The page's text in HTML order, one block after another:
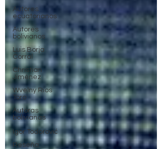
Autores
ecuatorianos
Autores
bolivianos
Luis Borja
Corral
Christian
Jiménez
Wvelny Rios
Toro
Autoras
bolivianas
Igor Todorović
Reseña